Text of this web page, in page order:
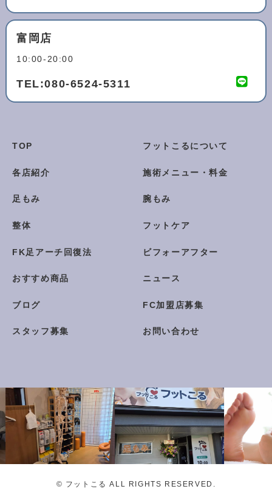
富岡店
10:00-20:00
TEL:080-6524-5311
TOP フットこるについて
各店紹介 施術メニュー・料金
足もみ 腕もみ
整体 フットケア
FK足アーチ回復法 ビフォーアフター
おすすめ商品 ニュース
ブログ FC加盟店募集
スタッフ募集 お問い合わせ
© フットこる ALL RIGHTS RESERVED.